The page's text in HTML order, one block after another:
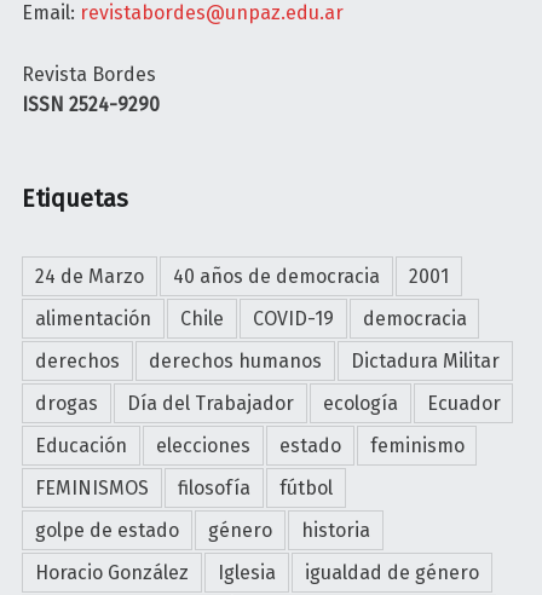
Email: revistabordes@unpaz.edu.ar
Revista Bordes
ISSN 2524-9290
Etiquetas
24 de Marzo 40 años de democracia
2001
alimentación
Chile COVID-19
democracia
derechos
derechos humanos
Dictadura Militar
drogas
Día del Trabajador ecología
Ecuador
Educación
elecciones estado
feminismo
FEMINISMOS
filosofía
fútbol
golpe de estado
género
historia
Horacio González
Iglesia
igualdad de género